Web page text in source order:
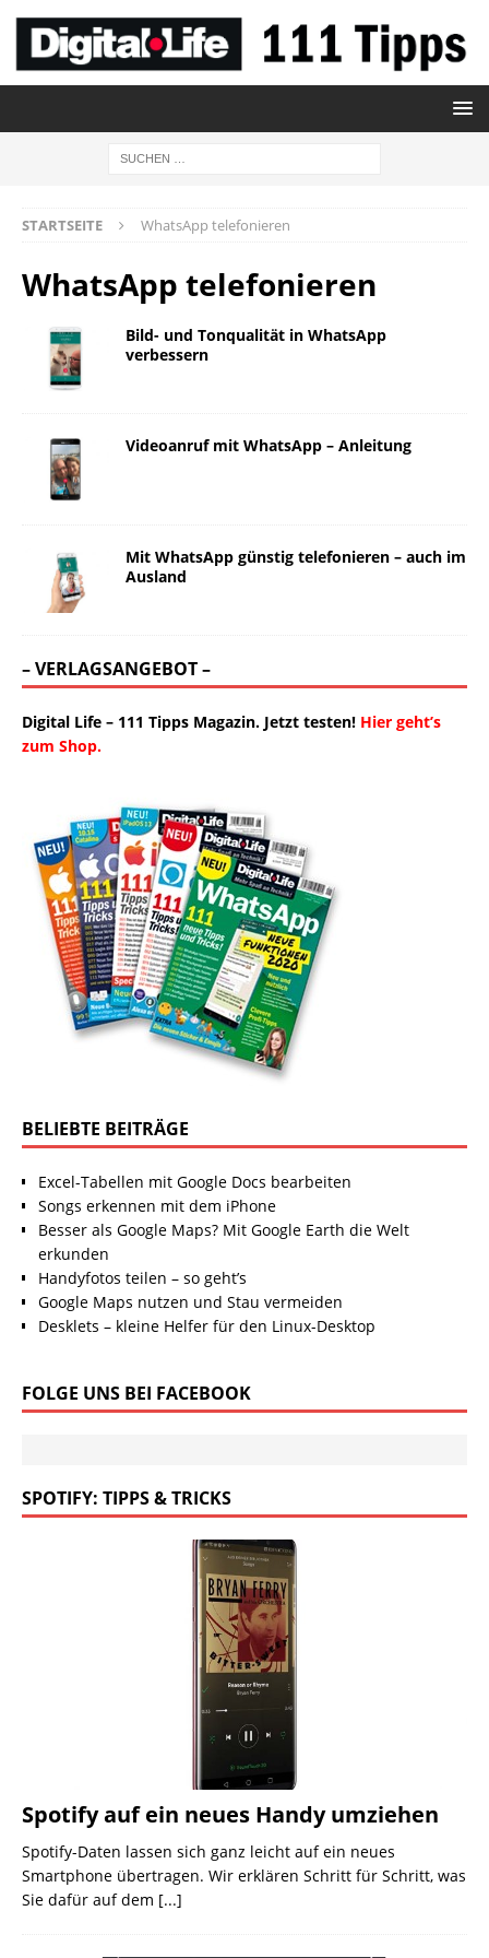
STARTSEITE WhatsApp telefonieren
WhatsApp telefonieren
Bild- und Tonqualität in WhatsApp
verbessern
Videoanruf mit WhatsApp – Anleitung
Mit WhatsApp günstig telefonieren – auch im
Ausland
– VERLAGSANGEBOT –
Digital Life – 111 Tipps Magazin. Jetzt testen! Hier geht’s
zum Shop.
BELIEBTE BEITRÄGE
Excel-Tabellen mit Google Docs bearbeiten
Songs erkennen mit dem iPhone
Besser als Google Maps? Mit Google Earth die Welt
erkunden
Handyfotos teilen – so geht’s
Google Maps nutzen und Stau vermeiden
Desklets – kleine Helfer für den Linux-Desktop
FOLGE UNS BEI FACEBOOK
SPOTIFY: TIPPS & TRICKS
Spotify auf ein neues Handy umziehen
Spotify-Daten lassen sich ganz leicht auf ein neues
Smartphone übertragen. Wir erklären Schritt für Schritt, was
Sie dafür auf dem [...]